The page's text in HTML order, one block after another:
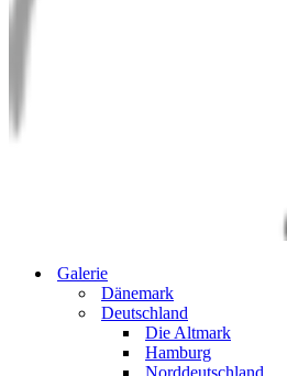
Galerie
Dänemark
Deutschland
Die Altmark
Hamburg
Norddeutschland